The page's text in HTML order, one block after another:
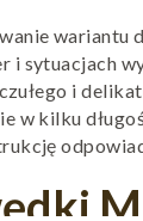
wariantu
sytuacjach
i
w kilku